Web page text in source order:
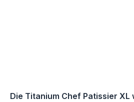
Die Titanium Chef Patissier XL